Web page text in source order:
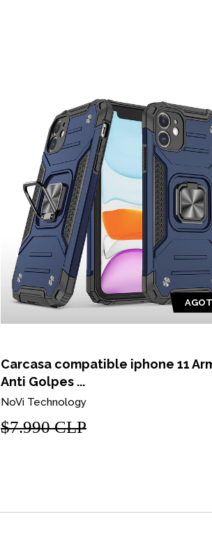
Carcasa compatible iphone 11
Anti Golpes ...
NoVi Technology
$7.990 CLP